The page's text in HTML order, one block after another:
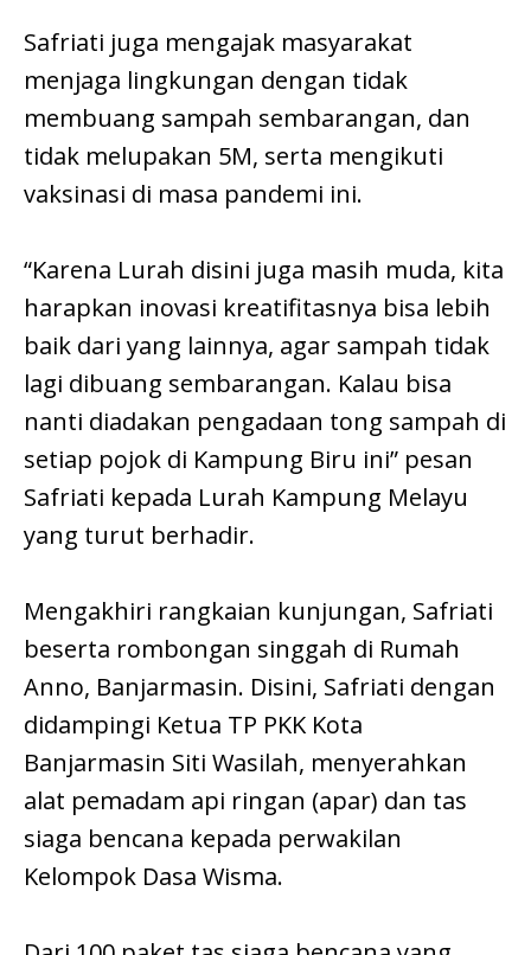
Safriati juga mengajak masyarakat
menjaga lingkungan dengan tidak
membuang sampah sembarangan, dan
tidak melupakan 5M, serta mengikuti
vaksinasi di masa pandemi ini.
“Karena Lurah disini juga masih muda, kita
harapkan inovasi kreatifitasnya bisa lebih
baik dari yang lainnya, agar sampah tidak
lagi dibuang sembarangan. Kalau bisa
nanti diadakan pengadaan tong sampah di
setiap pojok di Kampung Biru ini” pesan
Safriati kepada Lurah Kampung Melayu
yang turut berhadir.
Mengakhiri rangkaian kunjungan, Safriati
beserta rombongan singgah di Rumah
Anno, Banjarmasin. Disini, Safriati dengan
didampingi Ketua TP PKK Kota
Banjarmasin Siti Wasilah, menyerahkan
alat pemadam api ringan (apar) dan tas
siaga bencana kepada perwakilan
Kelompok Dasa Wisma.